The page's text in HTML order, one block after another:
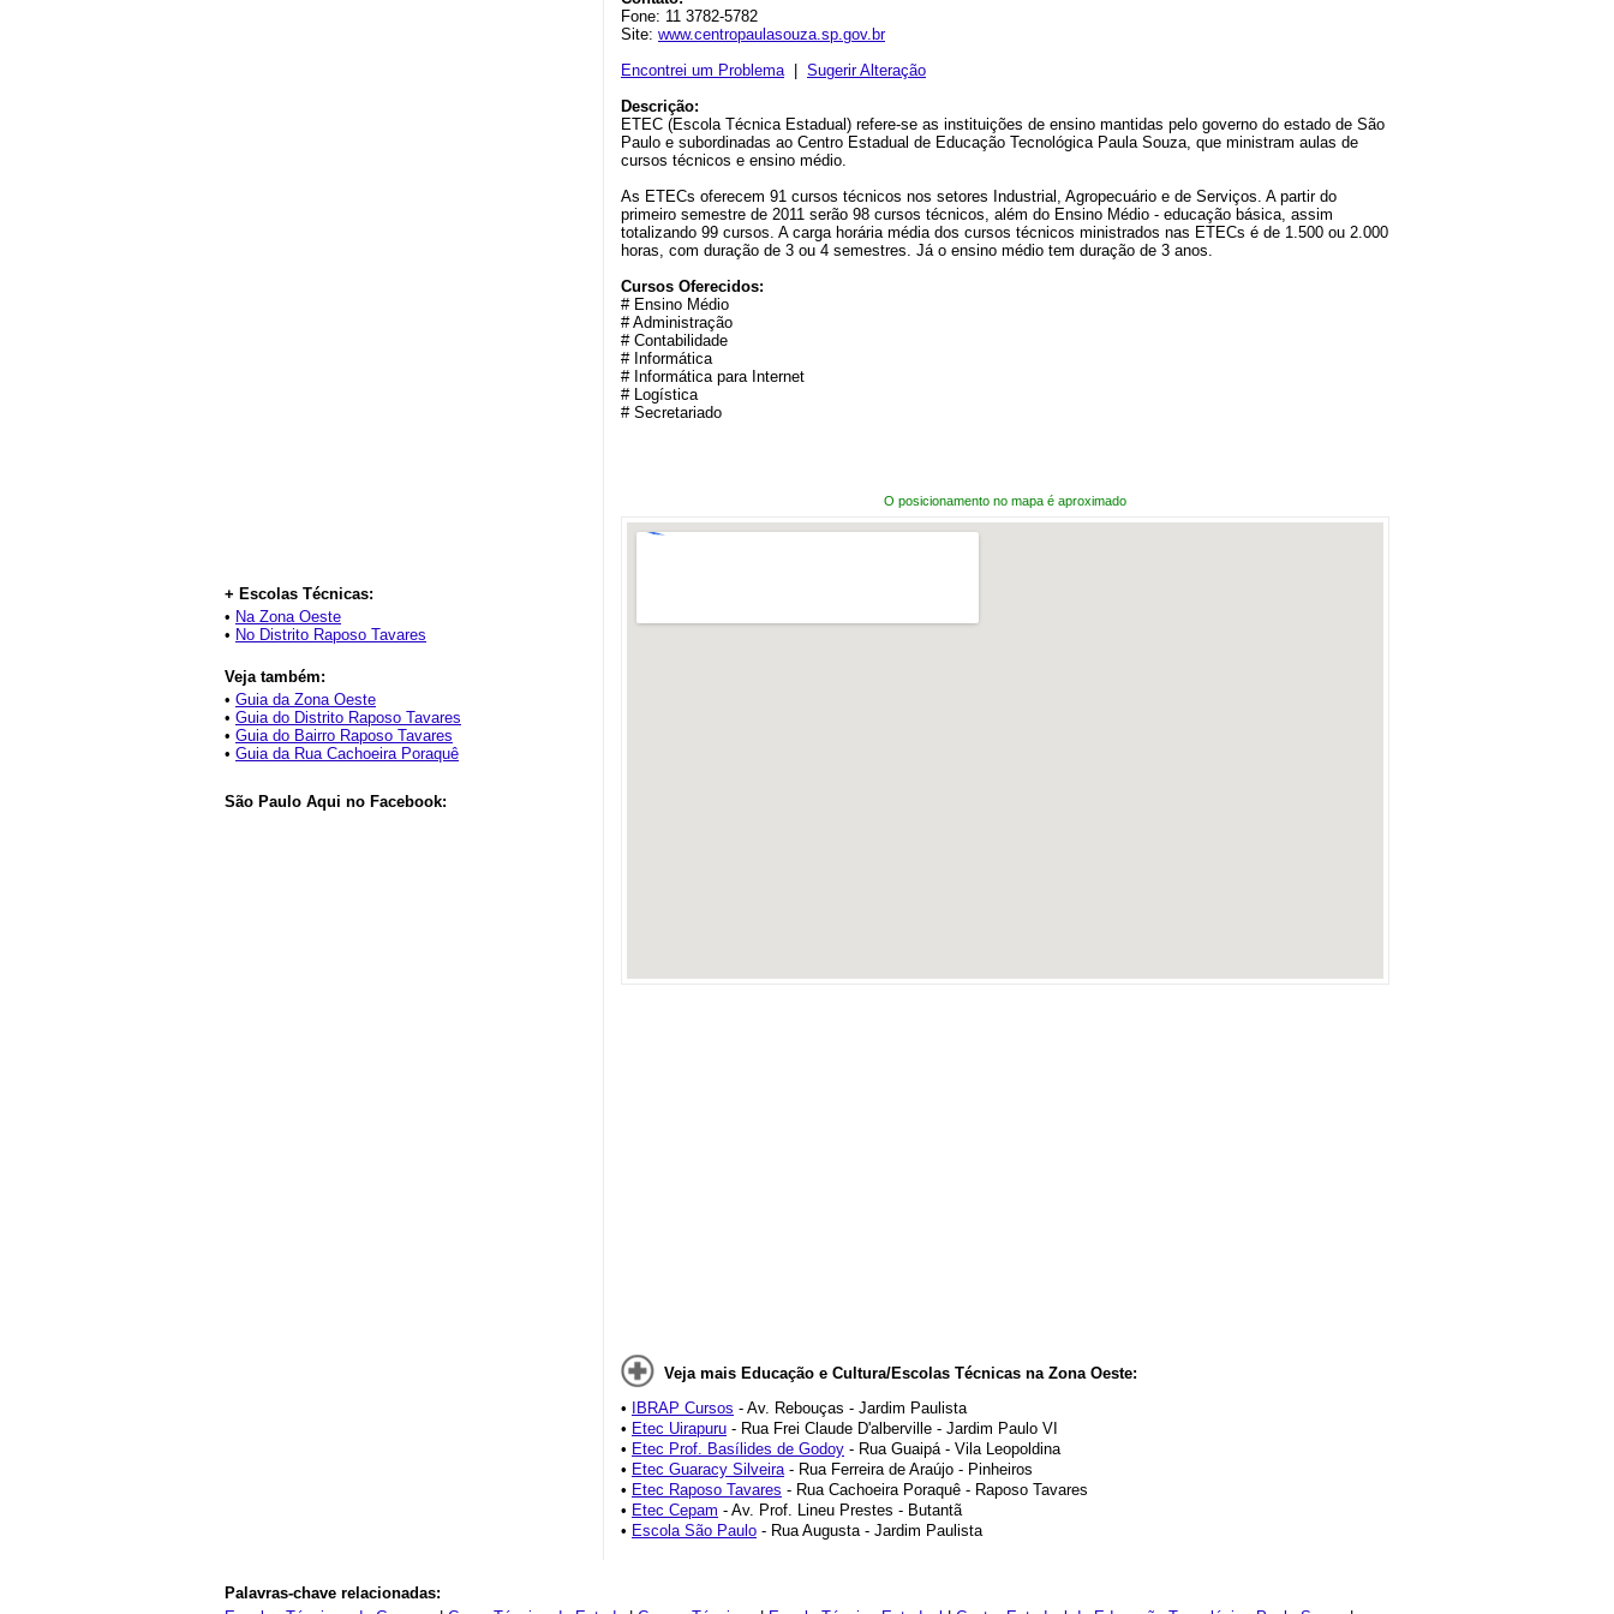
+ Escolas Técnicas:
• Na Zona Oeste
• No Distrito Raposo Tavares
Veja também:
• Guia da Zona Oeste
• Guia do Distrito Raposo Tavares
• Guia do Bairro Raposo Tavares
• Guia da Rua Cachoeira Poraquê
São Paulo Aqui no Facebook:
Fone: 11 3782-5782
Site: www.centropaulasouza.sp.gov.br
Encontrei um Problema| Sugerir Alteração
Descrição:
ETEC (Escola Técnica Estadual) refere-se as instituições de ensino mantidas pelo governo do estado de São
Paulo e subordinadas ao Centro Estadual de Educação Tecnológica Paula Souza, que ministram aulas de
cursos técnicos e ensino médio.
As ETECs oferecem 91 cursos técnicos nos setores Industrial, Agropecuário e de Serviços. A partir do
primeiro semestre de 2011 serão 98 cursos técnicos, além do Ensino Médio - educação básica, assim
totalizando 99 cursos. A carga horária média dos cursos técnicos ministrados nas ETECs é de 1.500 ou 2.000
horas, com duração de 3 ou 4 semestres. Já o ensino médio tem duração de 3 anos.
Cursos Oferecidos:
# Ensino Médio
# Administração
# Contabilidade
# Informática
# Informática para Internet
# Logística
# Secretariado
O posicionamento no mapa é aproximado
Veja mais Educação e Cultura/Escolas Técnicas na Zona Oeste:
•
IBRAP Cursos - Av. Rebouças - Jardim Paulista
• Etec Uirapuru - Rua Frei Claude D'alberville - Jardim Paulo VI
• Etec Prof. Basílides de Godoy - Rua Guaipá - Vila Leopoldina
• Etec Guaracy Silveira- Rua Ferreira de Araújo - Pinheiros
• Etec Raposo Tavares - Rua Cachoeira Poraquê - Raposo Tavares
• Etec Cepam - Av. Prof. Lineu Prestes - Butantã
• Escola São Paulo - Rua Augusta - Jardim Paulista
Palavras-chave relacionadas: